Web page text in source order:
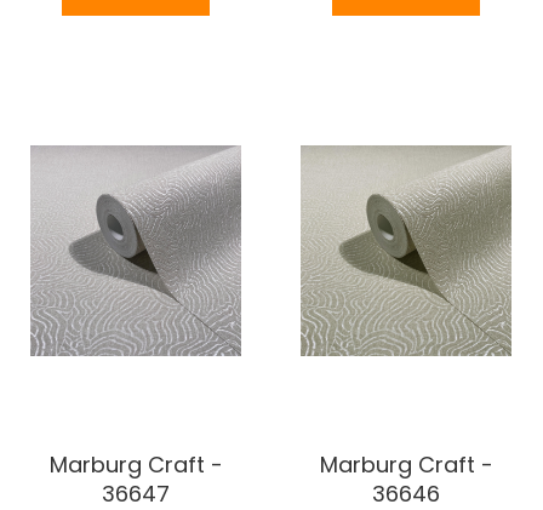
Marburg Craft -
36647
Marburg Craft -
36646